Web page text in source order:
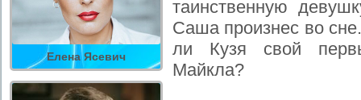
Елена Ясевич
таинственную
Саша произнес во
ли Кузя свой
Майкла?